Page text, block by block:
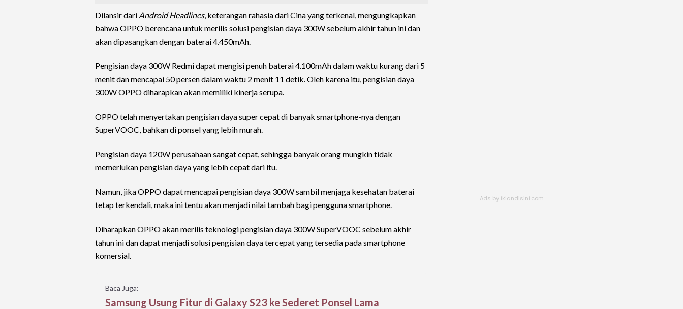
Dilansir dari Android Headlines, keterangan rahasia dari Cina yang terkenal, mengungkapkan
bahwa OPPO berencana untuk merilis solusi pengisian daya 300W sebelum akhir tahun ini dan
akan dipasangkan dengan baterai 4.450mAh.
Pengisian daya 300W Redmi dapat mengisi penuh baterai 4.100mAh dalam waktu kurang dari 5
menit dan mencapai 50 persen dalam waktu 2 menit 11 detik. Oleh karena itu, pengisian daya
300W OPPO diharapkan akan memiliki kinerja serupa.
OPPO telah menyertakan pengisian daya super cepat di banyak smartphone-nya dengan
SuperVOOC, bahkan di ponsel yang lebih murah.
Pengisian daya 120W perusahaan sangat cepat, sehingga banyak orang mungkin tidak
memerlukan pengisian daya yang lebih cepat dari itu.
Namun, jika OPPO dapat mencapai pengisian daya 300W sambil menjaga kesehatan baterai
tetap terkendali, maka ini tentu akan menjadi nilai tambah bagi pengguna smartphone.
Diharapkan OPPO akan merilis teknologi pengisian daya 300W SuperVOOC sebelum akhir
tahun ini dan dapat menjadi solusi pengisian daya tercepat yang tersedia pada smartphone
komersial.
Baca Juga:
Samsung Usung Fitur di Galaxy S23 ke Sederet Ponsel Lama